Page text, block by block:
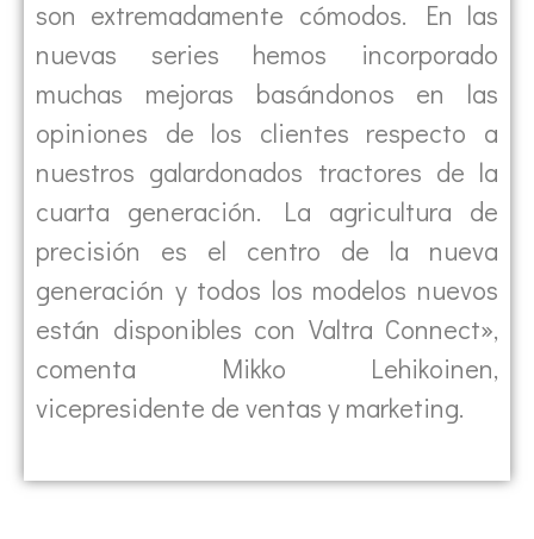
son extremadamente cómodos. En las
nuevas series hemos incorporado
muchas mejoras basándonos en las
opiniones de los clientes respecto a
nuestros galardonados tractores de la
cuarta generación. La agricultura de
precisión es el centro de la nueva
generación y todos los modelos nuevos
están disponibles con Valtra Connect»,
comenta Mikko Lehikoinen,
vicepresidente de ventas y marketing.